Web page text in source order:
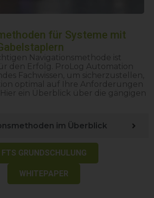
für Systeme mit
Navigationsmethode ist
den Erfolg. ProLog Automation
Fachwissen, um sicherzustellen,
optimal auf Ihre Anforderungen
ein Überblick über die gängigen
im Überblick
FTS GRUNDSCHULUNG
WHITEPAPER